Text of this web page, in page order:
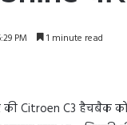
PM 1 minute read
की Citroen C3 हैचबैक